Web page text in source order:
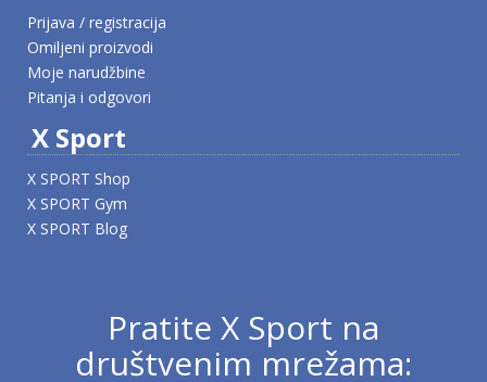
Prijava / registracija
Omiljeni proizvodi
Moje narudžbine
Pitanja i odgovori
X Sport
X SPORT Shop
X SPORT Gym
X SPORT Blog
Pratite X Sport na
društvenim mrežama: